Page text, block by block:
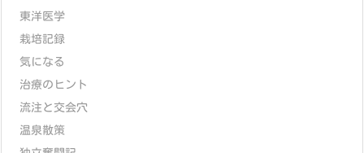
東洋医学
栽培記録
気になる
治療のヒント
流注と交会穴
温泉散策